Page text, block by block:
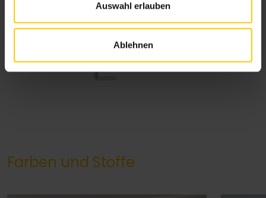
Auswahl erlauben
Ablehnen
Farben und Stoffe